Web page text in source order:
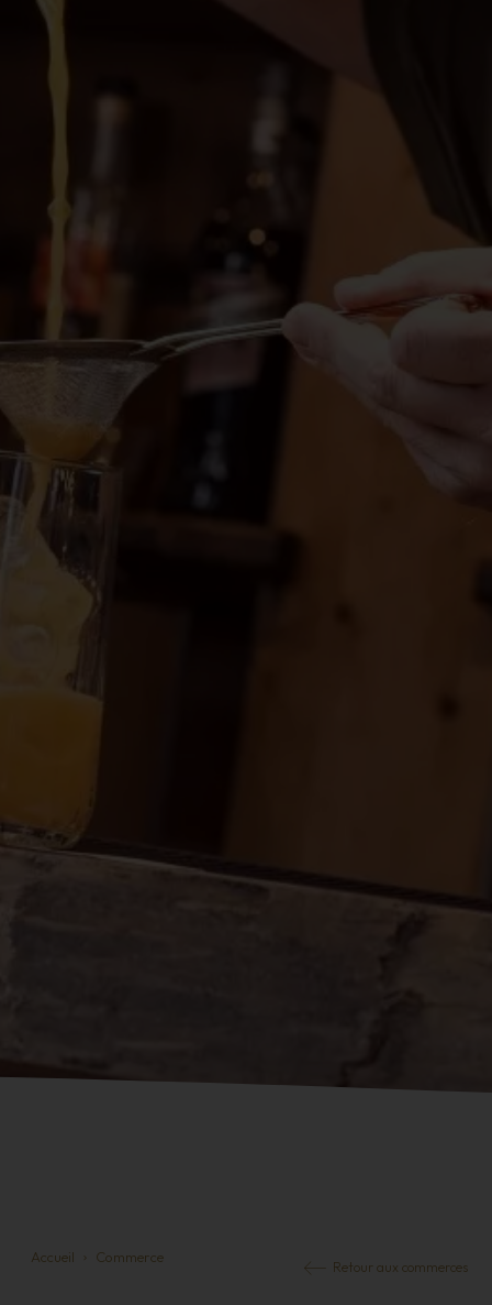
Accueil Commerce
Retour aux commerces